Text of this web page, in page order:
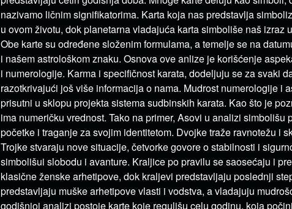
nazivamo ličnim signifikatorima. Karta koja nas predstavlja
u ovom životu, dok planetarna vladajuća karta simboliše naš izraz
Obe karte su određene složenim formulama, a temelje se na
i našem astrološkom znaku. Osnova ove anlize je korišćenje
i numerologije. Karma i specifičnost karata, dodeljuju se za svaki
razotkrivajući još više informacija o nama. Mudrost numerologije i
prisutni u sklopu projekta sistema sudbinskih karata. Kao što je
ima numeričku vrednost. Tako na primer, Asovi u analizi simbolišu
početke i traganje za svojim identitetom. Dvojke traže ravnotežu i
Trojke stvaraju nove situacije, četvorke govore o stabilnosti i
simbolišui slobodu i avanture. Kraljice po pravilu se saosećaju i
klasične ženske arhetipove, dok kraljevi predstavljaju poslednji
predstavljaju muške arhetipove vlasti i vodstva, a vladajuju
godišnjoj analizi postoje karte koje regulišu celu godinu, koja